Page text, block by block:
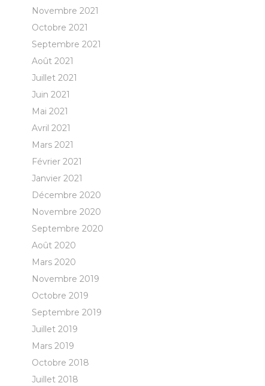
Novembre 2021
Octobre 2021
Septembre 2021
Août 2021
Juillet 2021
Juin 2021
Mai 2021
Avril 2021
Mars 2021
Février 2021
Janvier 2021
Décembre 2020
Novembre 2020
Septembre 2020
Août 2020
Mars 2020
Novembre 2019
Octobre 2019
Septembre 2019
Juillet 2019
Mars 2019
Octobre 2018
Juillet 2018